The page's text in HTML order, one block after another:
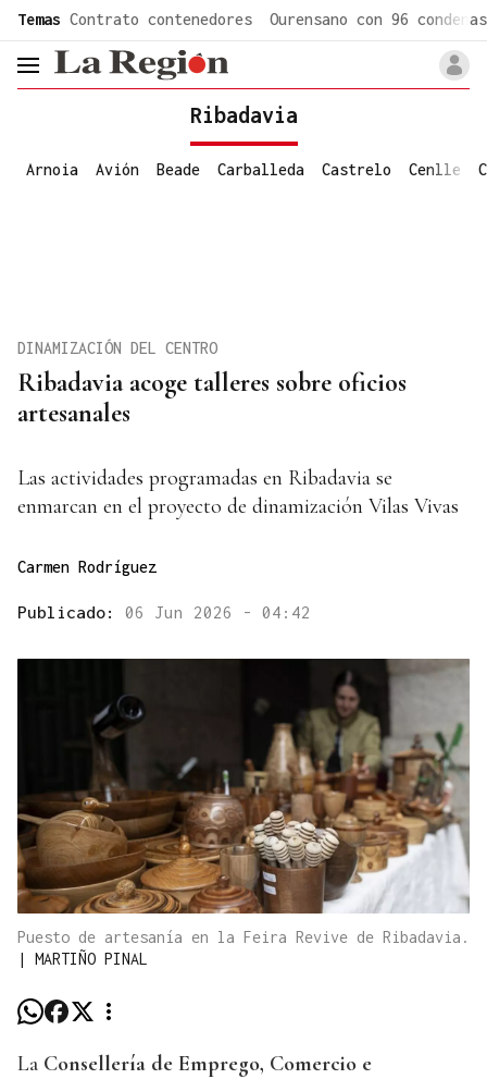
Temas Contrato contenedores Ourensano con 96 condenas
header.menu.open
Ribadavia
Arnoia Avión Beade Carballeda Castrelo Cenlle
Ribadavia acoge talleres sobre oficios
artesanales
DINAMIZACIÓN DEL CENTRO
Las actividades programadas en Ribadavia se
enmarcan en el proyecto de dinamización Vilas Vivas
Carmen Rodríguez
Publicado: 06 Jun 2026 - 04:42
Puesto de artesanía en la Feira Revive de Ribadavia.
| MARTIÑO PINAL
La Consellería de Emprego, Comercio e